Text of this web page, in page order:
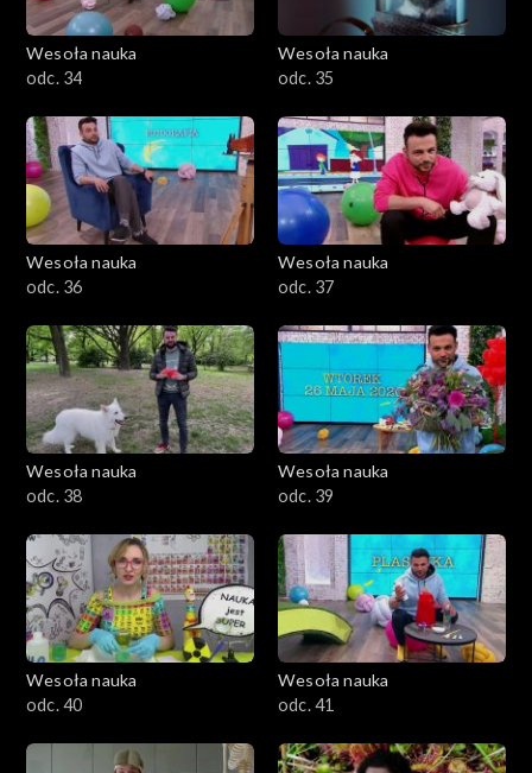
Wesoła nauka
odc. 34
Wesoła nauka
odc. 35
Wesoła nauka
odc. 36
Wesoła nauka
odc. 37
Wesoła nauka
odc. 38
Wesoła nauka
odc. 39
Wesoła nauka
odc. 40
Wesoła nauka
odc. 41